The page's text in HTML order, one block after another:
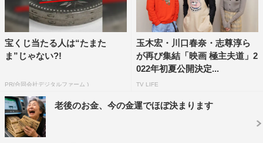
トをされるのも楽しみです（笑）。雅を演じる志尊くんと
は初共演になりますが、一緒にインタビューなどを受けて
みると、その言葉から柔軟性がある人だと感じられて、い
い師弟関係、兄貴と舎弟になれるのではないかと思ってい
この作品で描かれているのはひと言で言うと家族の日常に
なるのですが、それでいて非常におかしく、見たことがな
いコメディになるのではと感じています。不安や心配ごと
の多い時代だからこそ、家族で談笑しながら楽しんでいた
宝くじ当たる人は“たまた
ま”じゃない?!
PR(合同会社デジタルファーム )
玉木宏・川口春奈・志尊淳ら
が再び集結「​​映画 極主夫道」2
022年初夏公開決定...
TV LIFE
老後のお金、今の金運でほぼ決まります